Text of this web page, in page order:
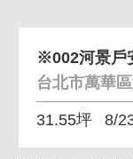
台北市萬華
31.55坪 8/